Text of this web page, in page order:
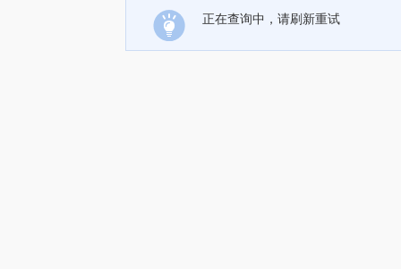
正在查询中，请刷新重试